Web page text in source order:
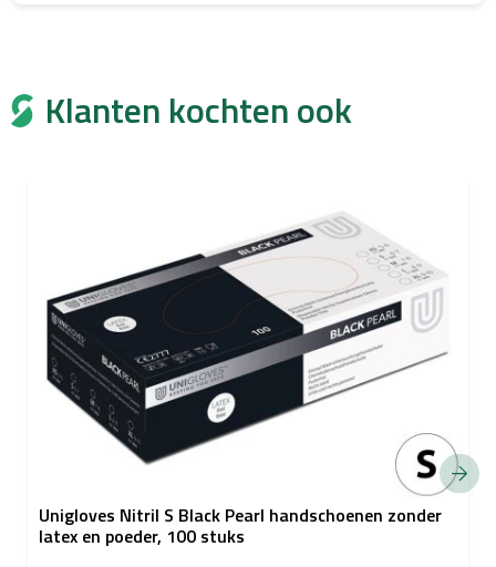
Klanten kochten ook
Unigloves Nitril S Black Pearl handschoenen zonder
latex en poeder, 100 stuks